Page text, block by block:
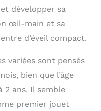
engageants.
Musical
sont
bords lisses
sans coins
avec une
idéale
facile à jouer
rose
développer sa
œil-main et sa
d’éveil compact.
variées sont pensés
bien que l’âge
2 ans. Il semble
premier jouet